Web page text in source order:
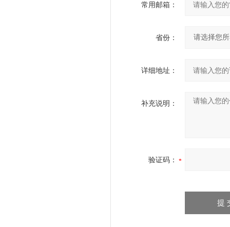
常用邮箱：
省份：
详细地址：
补充说明：
验证码：